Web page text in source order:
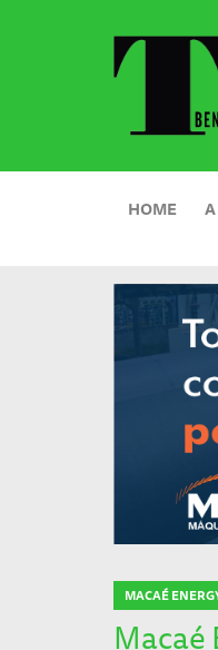
HOME
MACAÉ
Macaé